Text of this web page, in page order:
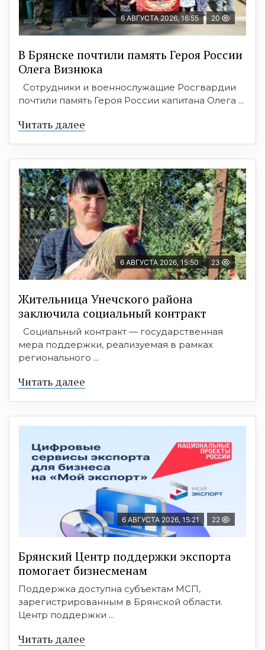
6 АВГУСТА 2026, 16:55 20
В Брянске почтили память Героя России
Олега Визнюка
Сотрудники и военнослужащие Росгвардии
почтили память Героя России капитана Олега ...
Читать далее
6 АВГУСТА 2026, 15:50 23
Жительница Унечского района
заключила социальный контракт
Социальный контракт — государственная
мера поддержки, реализуемая в рамках
регионального ...
Читать далее
6 АВГУСТА 2026, 15:21 22
Брянский Центр поддержки экспорта
помогает бизнесменам
Поддержка доступна субъектам МСП,
зарегистрированным в Брянской области.
Центр поддержки ...
Читать далее